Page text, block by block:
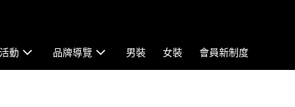
動 品牌導覽 男裝 女裝 會員新制度